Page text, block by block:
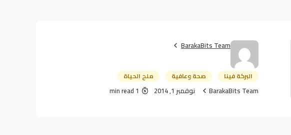
BarakaBits Team
البركة فينا صحة وعافية ملح الحياة
BarakaBits Team نوفمبر 1, 2014 1 min read